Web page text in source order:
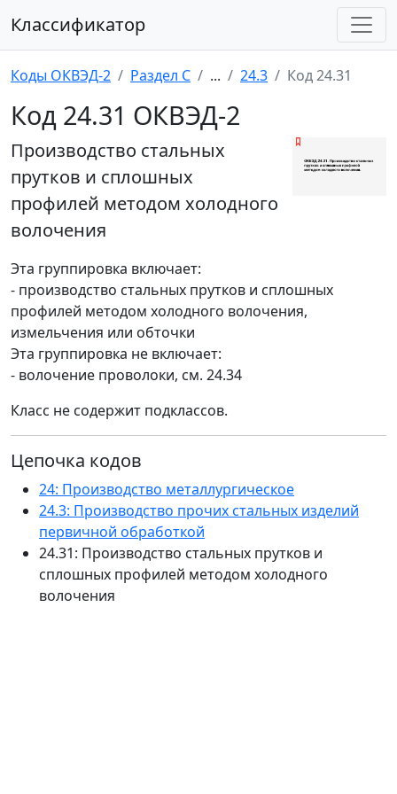
Классификатор
Коды ОКВЭД-2 Раздел C ... 24.3 Код 24.31
Код 24.31 ОКВЭД-2
Производство стальных
прутков и сплошных
профилей методом холодного
волочения
Эта группировка включает:
- производство стальных прутков и сплошных
профилей методом холодного волочения,
измельчения или обточки
Эта группировка не включает:
- волочение проволоки, см. 24.34
Класс не содержит подклассов.
Цепочка кодов
24: Производство металлургическое
24.3: Производство прочих стальных изделий
первичной обработкой
24.31: Производство стальных прутков и
сплошных профилей методом холодного
волочения